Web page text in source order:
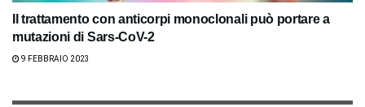
Il trattamento con anticorpi monoclonali può portare a
mutazioni di Sars-CoV-2
9 FEBBRAIO 2023